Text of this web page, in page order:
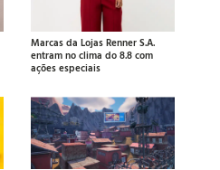
Marcas da Lojas Renner S.A.
entram no clima do 8.8 com
ações especiais